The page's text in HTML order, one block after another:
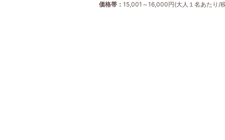
価格帯 15,001～16,000円(大人１名あたり/